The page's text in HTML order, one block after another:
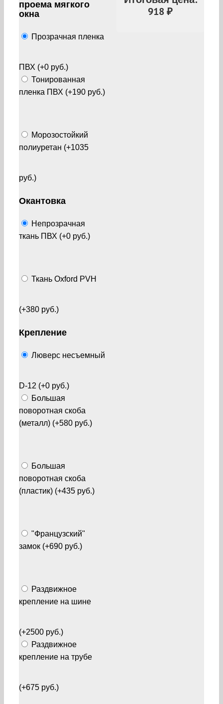
проема мягкого
окна
Прозрачная пленка
ПВХ (+0 руб.)
Тонированная
пленка ПВХ (+190 руб.)
Морозостойкий
полиуретан (+1035
руб.)
Окантовка
Непрозрачная
ткань ПВХ (+0 руб.)
Ткань Oxford PVH
(+380 руб.)
Крепление
Люверс несъемный
D-12 (+0 руб.)
Большая
поворотная скоба
(металл) (+580 руб.)
Большая
поворотная скоба
(пластик) (+435 руб.)
"Французский"
замок (+690 руб.)
Раздвижное
крепление на шине
(+2500 руб.)
Раздвижное
крепление на трубе
(+675 руб.)
918 ₽